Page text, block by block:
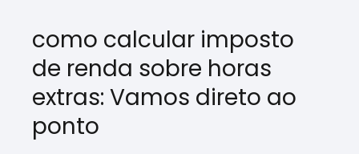
como calcular imposto
de renda sobre horas
extras: Vamos direto ao
ponto